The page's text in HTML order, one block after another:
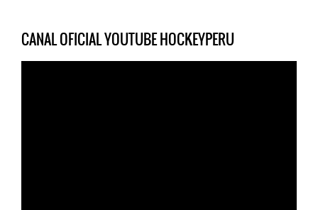
CANAL OFICIAL YOUTUBE HOCKEYPERU